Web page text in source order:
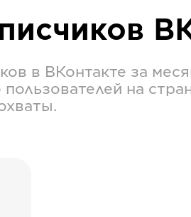
в ВКонтакте за
пользователей на